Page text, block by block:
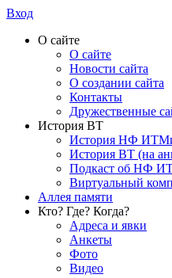
Вход
О сайте
О сайте
Новости сайта
О создании сайта
Контакты
Дружественные
История ВТ
История НФ
История ВТ (на
Подкаст об НФ
Виртуальный
Аллея памяти
Кто? Где? Когда?
Адреса и явки
Анкеты
Фото
Видео